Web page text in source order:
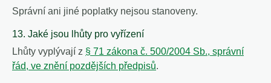
Správní ani jiné poplatky nejsou stanoveny.
13. Jaké jsou lhůty pro vyřízení
Lhůty vyplývají z § 71 zákona č. 500/2004 Sb., správní
řád, ve znění pozdějších předpisů.